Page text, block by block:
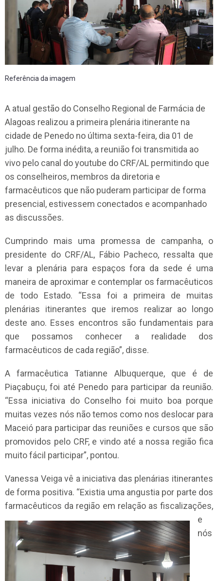
Referência da imagem
A atual gestão do Conselho Regional de Farmácia de
Alagoas realizou a primeira plenária itinerante na
cidade de Penedo no última sexta-feira, dia 01 de
julho. De forma inédita, a reunião foi transmitida ao
vivo pelo canal do youtube do CRF/AL permitindo que
os conselheiros, membros da diretoria e
farmacêuticos que não puderam participar de forma
presencial, estivessem conectados e acompanhado
as discussões.
Cumprindo mais uma promessa de campanha, o
presidente do CRF/AL, Fábio Pacheco, ressalta que
levar a plenária para espaços fora da sede é uma
maneira de aproximar e contemplar os farmacêuticos
de todo Estado. “Essa foi a primeira de muitas
plenárias itinerantes que iremos realizar ao longo
deste ano. Esses encontros são fundamentais para
que possamos conhecer a realidade dos
farmacêuticos de cada região”, disse.
A farmacêutica Tatianne Albuquerque, que é de
Piaçabuçu, foi até Penedo para participar da reunião.
“Essa iniciativa do Conselho foi muito boa porque
muitas vezes nós não temos como nos deslocar para
Maceió para participar das reuniões e cursos que são
promovidos pelo CRF, e vindo até a nossa região fica
muito fácil participar”, pontou.
Vanessa Veiga vê a iniciativa das plenárias itinerantes
de forma positiva. “Existia uma angustia por parte dos
farmacêuticos da região em relação as fiscalizações,
e
nós